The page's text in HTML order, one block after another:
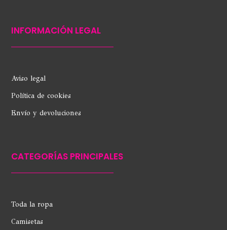
INFORMACIÓN LEGAL
Aviso legal
Política de cookies
Envío y devoluciones
CATEGORÍAS PRINCIPALES
Toda la ropa
Camisetas